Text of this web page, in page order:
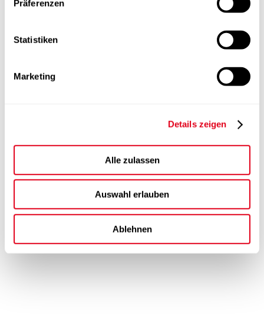
Präferenzen
Statistiken
Marketing
Details zeigen
Alle zulassen
Auswahl erlauben
Ablehnen